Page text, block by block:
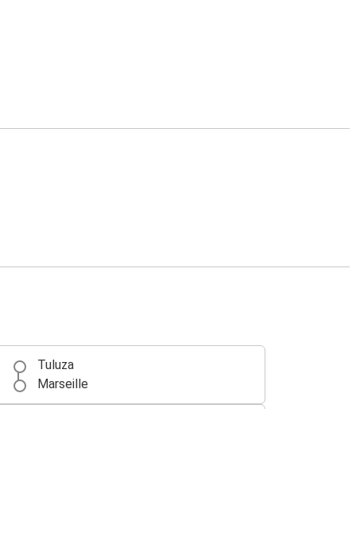
Tuluza
Marseille